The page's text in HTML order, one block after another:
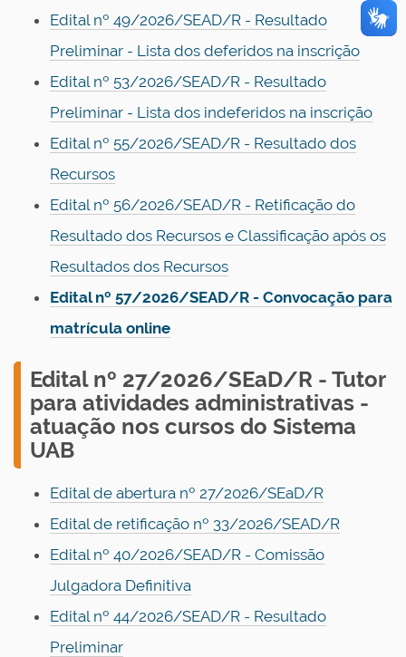
Edital nº 49/2026/SEAD/R - Resultado
Preliminar - Lista dos deferidos na inscrição
Edital nº 53/2026/SEAD/R - Resultado
Preliminar - Lista dos indeferidos na inscrição
Edital nº 55/2026/SEAD/R - Resultado dos
Recursos
Edital nº 56/2026/SEAD/R - Retificação do
Resultado dos Recursos e Classificação após os
Resultados dos Recursos
Edital nº 57/2026/SEAD/R - Convocação para
matrícula online
Edital nº 27/2026/SEaD/R - Tutor
para atividades administrativas -
atuação nos cursos do Sistema
UAB
Edital de abertura nº 27/2026/SEaD/R
Edital de retificação nº 33/2026/SEAD/R
Edital nº 40/2026/SEAD/R - Comissão
Julgadora Definitiva
Edital nº 44/2026/SEAD/R - Resultado
Preliminar